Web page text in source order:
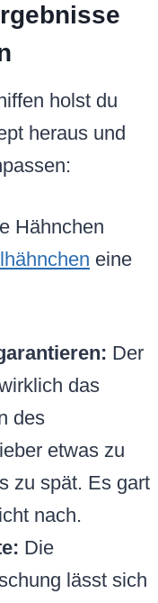
holst du
heraus und
Hähnchen
eine
Der
das
des
etwas zu
zu spät. Es gart
nach.
Die
lässt sich